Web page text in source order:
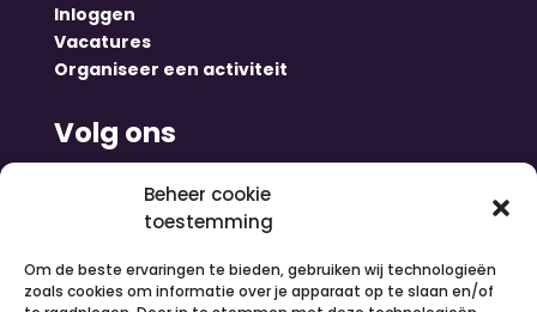
Beheer cookie
toestemming
Om de beste ervaringen te bieden, gebruiken wij technologieën
zoals cookies om informatie over je apparaat op te slaan en/of
Inloggen
Vacatures
Organiseer een activiteit
Volg ons